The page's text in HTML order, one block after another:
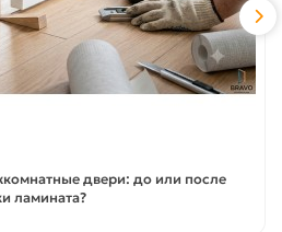
двери: до или после
ламината?